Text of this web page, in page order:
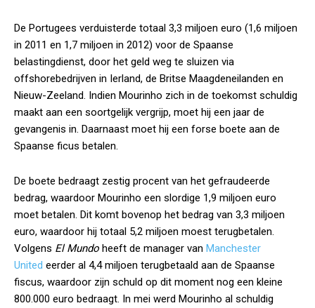
De Portugees verduisterde totaal 3,3 miljoen euro (1,6 miljoen
in 2011 en 1,7 miljoen in 2012) voor de Spaanse
belastingdienst, door het geld weg te sluizen via
offshorebedrijven in Ierland, de Britse Maagdeneilanden en
Nieuw-Zeeland. Indien Mourinho zich in de toekomst schuldig
maakt aan een soortgelijk vergrijp, moet hij een jaar de
gevangenis in. Daarnaast moet hij een forse boete aan de
Spaanse ficus betalen.
De boete bedraagt zestig procent van het gefraudeerde
bedrag, waardoor Mourinho een slordige 1,9 miljoen euro
moet betalen. Dit komt bovenop het bedrag van 3,3 miljoen
euro, waardoor hij totaal 5,2 miljoen moest terugbetalen.
Volgens El Mundo heeft de manager van Manchester
United eerder al 4,4 miljoen terugbetaald aan de Spaanse
fiscus, waardoor zijn schuld op dit moment nog een kleine
800.000 euro bedraagt. In mei werd Mourinho al schuldig